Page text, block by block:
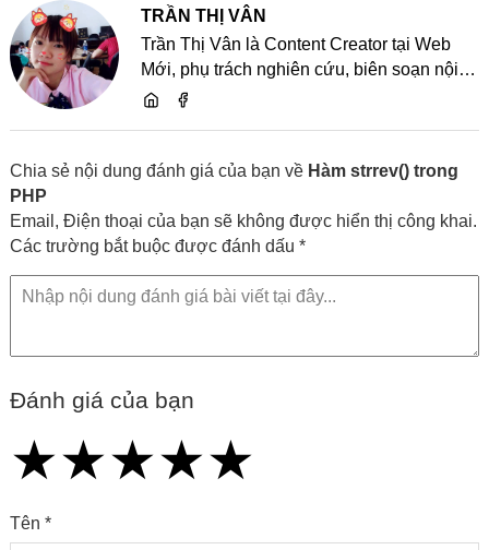
TRẦN THỊ VÂN
Trần Thị Vân là Content Creator tại Web
Mới, phụ trách nghiên cứu, biên soạn nội
dung và chia sẻ kiến thức về website, SEO,
Chia sẻ nội dung đánh giá của bạn về Hàm strrev() trong
PHP
Email, Điện thoại của bạn sẽ không được hiển thị công khai.
Các trường bắt buộc được đánh dấu *
Đánh giá của bạn
★
★★
★★★
★★★★
★★★★★
Tên *